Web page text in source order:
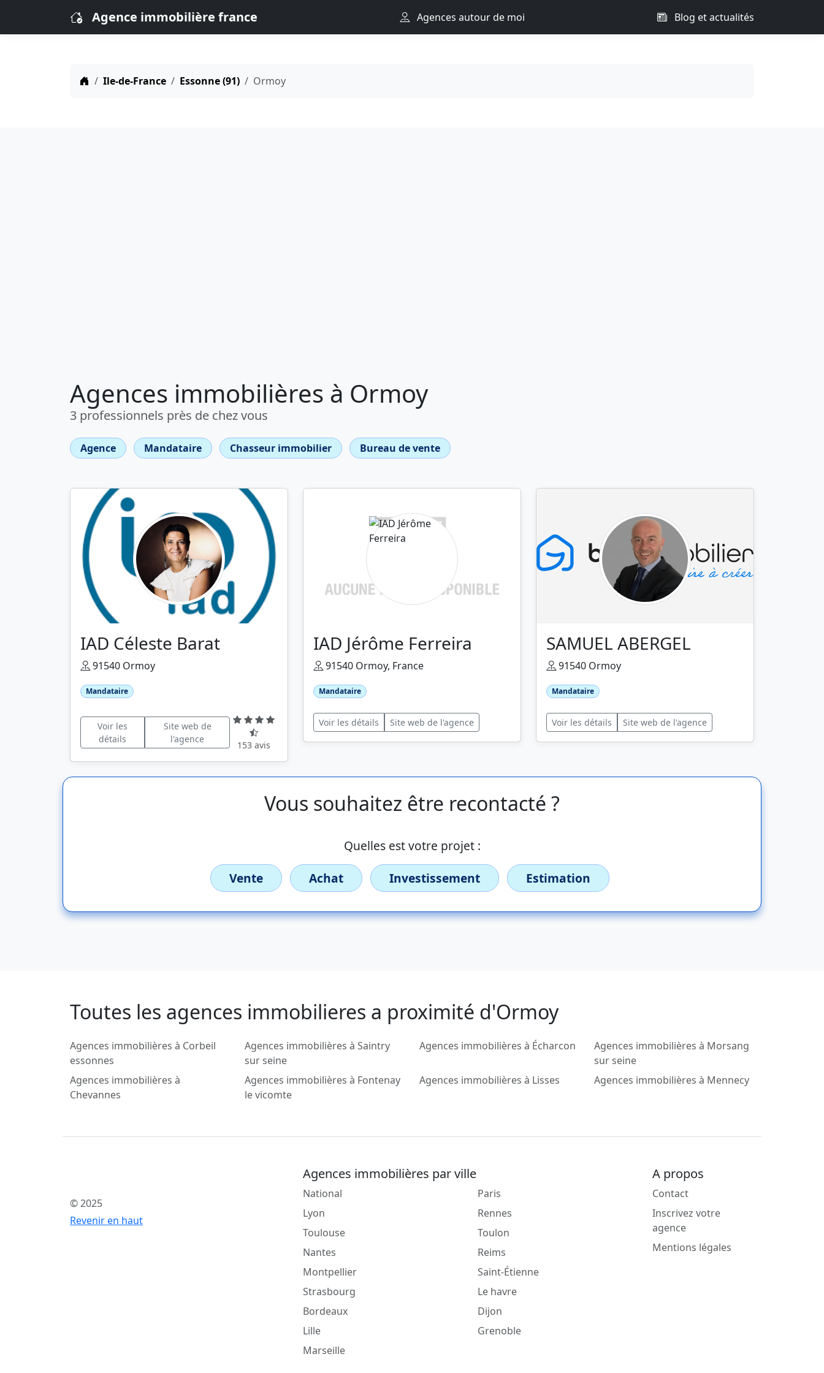
Agence immobilière france Agences autour de moi Blog et actualités
Ile-de-France Essonne (91) Ormoy
Agences immobilières à Ormoy
3 professionnels près de chez vous
Agence Mandataire Chasseur immobilier Bureau de vente
IAD Céleste Barat
91540 Ormoy
Mandataire
Voir les
détails
Site web de
l'agence
153 avis
IAD Jérôme Ferreira
91540 Ormoy, France
Mandataire
Voir les détails Site web de l'agence
SAMUEL ABERGEL
91540 Ormoy
Mandataire
Voir les détails Site web de l'agence
Vous souhaitez être recontacté ?
Quelles est votre projet :
Vente
Achat Investissement Estimation
Toutes les agences immobilieres a proximité d'Ormoy
Agences immobilières à Corbeil
essonnes
Agences immobilières à Saintry
sur seine
Agences immobilières à Écharcon
Agences immobilières à Morsang
sur seine
Agences immobilières à
Chevannes
Agences immobilières à Fontenay
le vicomte
Agences immobilières à Lisses Agences immobilières à Mennecy
© 2025
Revenir en haut
Agences immobilières par ville
National
Lyon
Toulouse
Nantes
Montpellier
Strasbourg
Bordeaux
Lille
Marseille
Paris
Rennes
Toulon
Reims
Saint-Étienne
Le havre
Dijon
Grenoble
A propos
Contact
Inscrivez votre
agence
Mentions légales